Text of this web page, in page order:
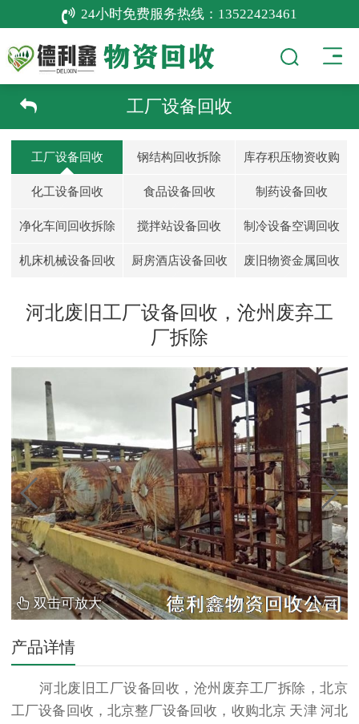
24小时免费服务热线： 13522423461
工厂设备回收
工厂设备回收 钢结构回收拆除 库存积压物资收购
化工设备回收 食品设备回收 制药设备回收
净化车间回收拆除 搅拌站设备回收 制冷设备空调回收
机床机械设备回收 厨房酒店设备回收 废旧物资金属回收
河北废旧工厂设备回收，沧州废弃工
厂拆除
1/4
双击可放大
产品详情
河北废旧工厂设备回收 ，沧州废弃工厂拆除，北京
工厂设备回收 ，北京整厂设备回收 ，收购北京 天津 河北